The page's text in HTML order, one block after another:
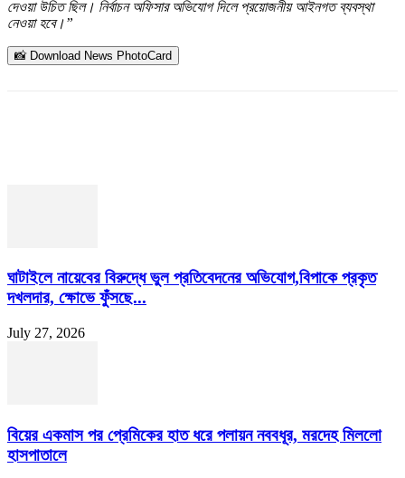
দেওয়া উচিত ছিল। নির্বাচন অফিসার অভিযোগ দিলে প্রয়োজনীয় আইনগত ব্যবস্থা
নেওয়া হবে।”
📸 Download News PhotoCard
ঘাটাইলে নায়েবের বিরুদ্ধে ভুল প্রতিবেদনের অভিযোগ,বিপাকে প্রকৃত
দখলদার, ক্ষোভে ফুঁসছে...
July 27, 2026
বিয়ের একমাস পর প্রেমিকের হাত ধরে পলায়ন নববধূর, মরদেহ মিললো
হাসপাতালে